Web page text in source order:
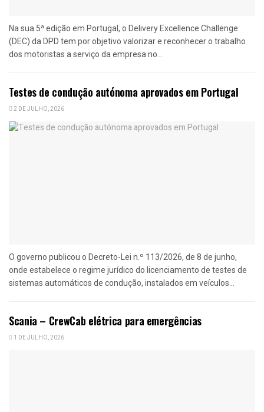
Na sua 5ª edição em Portugal, o Delivery Excellence Challenge
(DEC) da DPD tem por objetivo valorizar e reconhecer o trabalho
dos motoristas a serviço da empresa no...
Testes de condução autónoma aprovados em Portugal
2 DE JULHO, 2026
O governo publicou o Decreto-Lei n.º 113/2026, de 8 de junho,
onde estabelece o regime jurídico do licenciamento de testes de
sistemas automáticos de condução, instalados em veículos...
Scania – CrewCab elétrica para emergências
1 DE JULHO, 2026